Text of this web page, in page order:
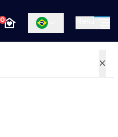
0
×